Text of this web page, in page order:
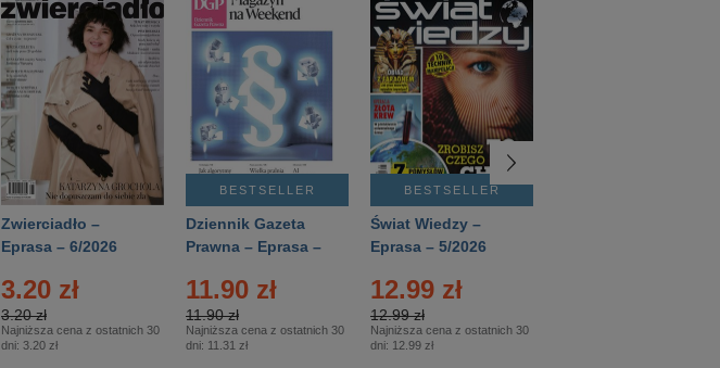
Zwierciadło –
Eprasa – 6/2026
3.20 zł
3.20 zł
Najniższa cena z ostatnich 30
dni: 3.20 zł
BESTSELLER
Dziennik Gazeta
Prawna – Eprasa –
11.90 zł
11.90 zł
Najniższa cena z ostatnich 30
dni: 11.31 zł
BESTSELLER
Świat Wiedzy –
Eprasa – 5/2026
12.99 zł
12.99 zł
Najniższa cena z ostatnich 30
dni: 12.99 zł